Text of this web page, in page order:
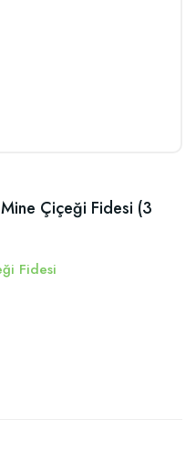
Çiçeği Fidesi (3
Fidesi